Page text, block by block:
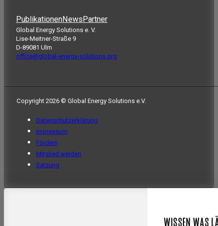
PublikationenNewsPartner
Global Energy Solutions e. V.
Lise-Meitner-Straße 9
D-89081 Ulm
office@global-energy-solutions.org
Copyright 2026 © Global Energy Solutions e.V.
Datenschutzerklärung
Impressum
Fördern
Mitglied werden
Satzung
WISSEN WAS